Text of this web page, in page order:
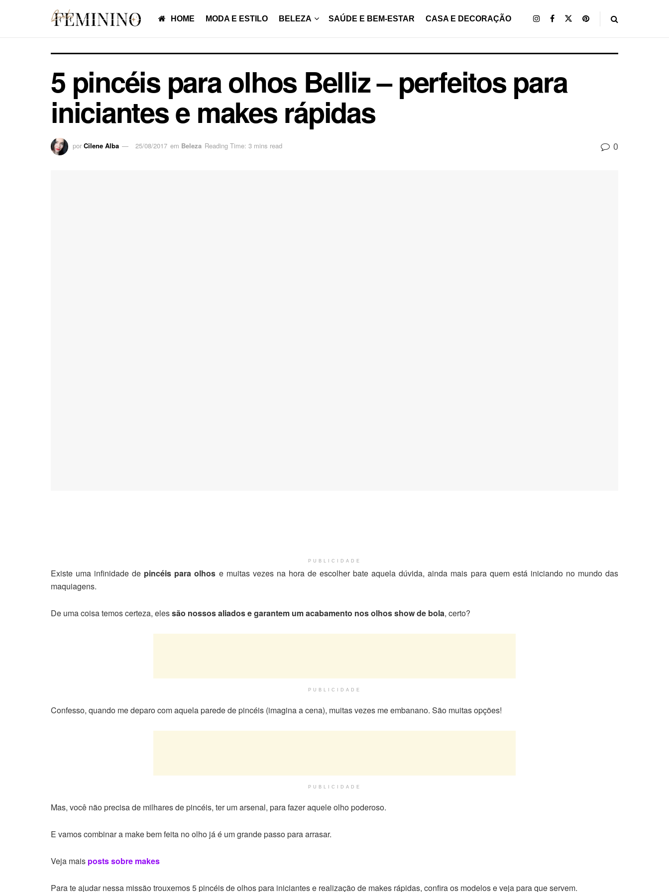
HOME MODA E ESTILO BELEZA SAÚDE E BEM-ESTAR CASA E DECORAÇÃO
5 pincéis para olhos Belliz – perfeitos para
iniciantes e makes rápidas
por Cilene Alba 25/08/2017 em Beleza Reading Time: 3 mins read 0
PUBLICIDADE
Existe uma infinidade de pincéis para olhos e muitas vezes na hora de escolher bate aquela dúvida, ainda mais para quem está iniciando no mundo das
maquiagens.
De uma coisa temos certeza, elessão nossos aliados e garantem um acabamento nos olhos show de bola, certo?
PUBLICIDADE
Confesso, quando me deparo com aquela parede de pincéis (imagina a cena), muitas vezes me embanano. São muitas opções!
PUBLICIDADE
Mas, você não precisa de milhares de pincéis, ter um arsenal, para fazer aquele olho poderoso.
E vamos combinar a make bem feita no olho já é um grande passo para arrasar.
Veja mais posts sobre makes
Para te ajudar nessa missão trouxemos 5 pincéis de olhos para iniciantes e realização de makes rápidas, confira os modelos e veja para que servem.